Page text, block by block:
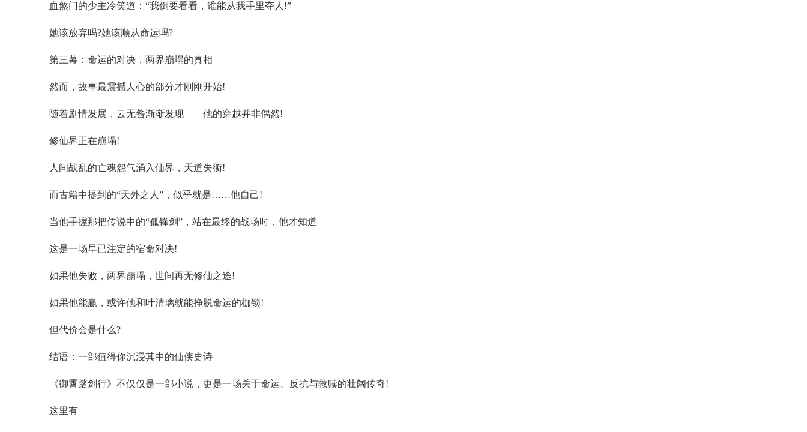
血煞门的少主冷笑道：“我倒要看看，谁能从我手里夺人!”
她该放弃吗?她该顺从命运吗?
第三幕：命运的对决，两界崩塌的真相
然而，故事最震撼人心的部分才刚刚开始!
随着剧情发展，云无咎渐渐发现——他的穿越并非偶然!
修仙界正在崩塌!
人间战乱的亡魂怨气涌入仙界，天道失衡!
而古籍中提到的“天外之人”，似乎就是……他自己!
当他手握那把传说中的“孤锋剑”，站在最终的战场时，他才知道——
这是一场早已注定的宿命对决!
如果他失败，两界崩塌，世间再无修仙之途!
如果他能赢，或许他和叶清璃就能挣脱命运的枷锁!
但代价会是什么?
结语：一部值得你沉浸其中的仙侠史诗
《御霄踏剑行》不仅仅是一部小说，更是一场关于命运、反抗与救赎的壮阔传奇!
这里有——